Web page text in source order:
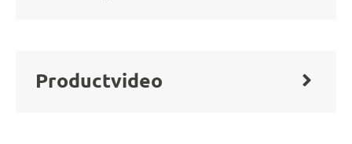
Productvideo